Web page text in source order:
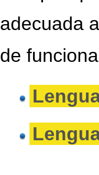
adecuada
de